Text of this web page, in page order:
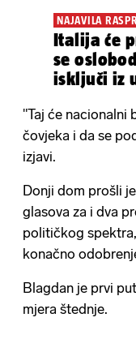
NAJAVILA
Italija će
se
isključi iz
"Taj će nacionalni
čovjeka i da se
izjavi.
Donji dom prošli
glasova za i dva
političkog
konačno
Blagdan je prvi
mjera štednje.